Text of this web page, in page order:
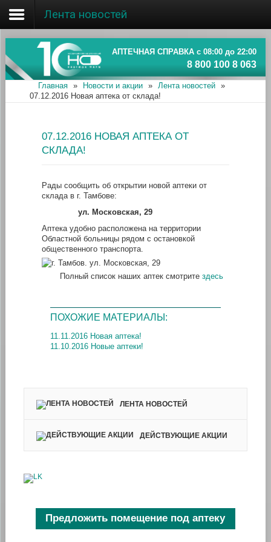
Главная
Об ассоциации
Наши аптеки
Информация
Лента новостей
АПТЕЧНАЯ СПРАВКА с 08:00 до 22:00
8 800 100 8 063
Главная » Новости и акции » Лента новостей
»
07.12.2016 Новая аптека от склада!
07.12.2016 НОВАЯ АПТЕКА ОТ
СКЛАДА!
Рады сообщить об открытии новой аптеки от
склада в г. Тамбове:
ул. Московская, 29
Аптека удобно расположена на территории
Областной больницы рядом с остановкой
общественного транспорта.
Полный список наших аптек смотрите здесь
ПОХОЖИЕ МАТЕРИАЛЫ:
11.11.2016 Новая аптека!
11.10.2016 Новые аптеки!
ЛЕНТА НОВОСТЕЙ
ДЕЙСТВУЮЩИЕ АКЦИИ
Предложить помещение под аптеку